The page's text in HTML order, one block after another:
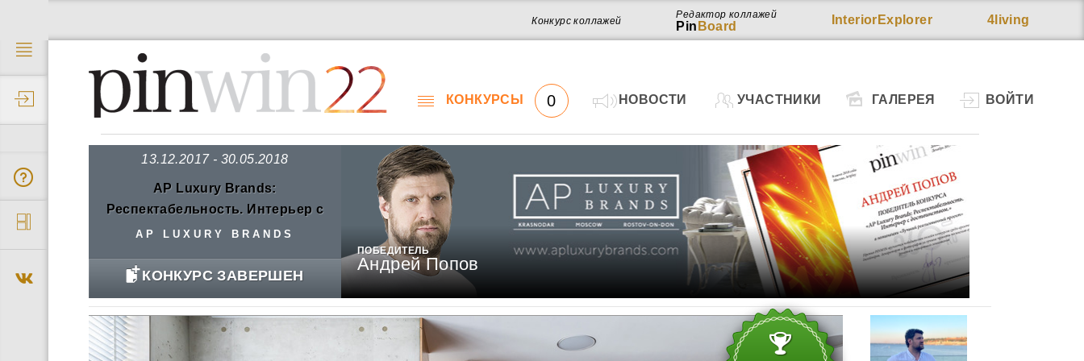
4living
InteriorExplorer
Редактор коллажей
Pin Board
Конкурс коллажей
22 КОНКУРСЫ 0 НОВОСТИ УЧАСТНИКИ ГАЛЕРЕЯ ВОЙТИ
13.12.2017 - 30.05.2018
AP Luxury Brands:
Респектабельность. Интерьер с
достоинством.
AP LUXURY BRANDS
КОНКУРС ЗАВЕРШЕН
ПОБЕДИТЕЛЬ
Андрей Попов
Работ